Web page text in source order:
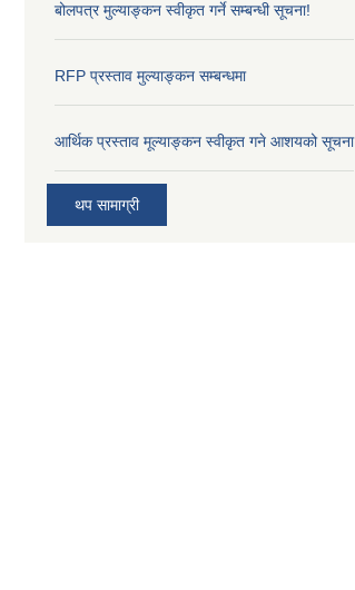
बोलपत्र मुल्याङ्कन स्वीकृत गर्ने सम्बन्धी सूचना!
RFP प्रस्ताव मुल्याङ्कन सम्बन्धमा
आर्थिक प्रस्ताव मूल्याङ्कन स्वीकृत गने आशयको सूचना
थप सामाग्री